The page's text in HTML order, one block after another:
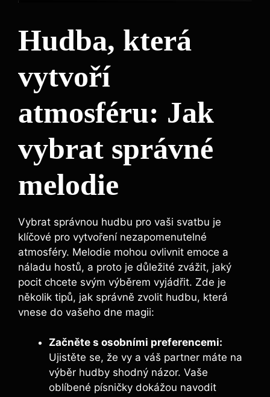
Hudba, která
vytvoří
atmosféru: Jak
vybrat​ správné
melodie
Vybrat správnou⁤ hudbu pro vaši svatbu ⁣je⁣
klíčové pro vytvoření ​nezapomenutelné
atmosféry. Melodie mohou ovlivnit⁢ emoce a
náladu hostů, a⁤ proto ⁣je ⁢důležité zvážit, jaký
pocit​ chcete svým‌ výběrem vyjádřit. ​Zde je
několik tipů, jak‍ správně⁣ zvolit ⁢hudbu, ‍která
vnese‍ do ‍vašeho dne magii:
Začněte s ​osobními preferencemi:
Ujistěte ‌se, že ‌vy ‍a váš partner máte ​na
výběr hudby ⁣shodný názor. Vaše
oblíbené písničky dokážou⁢ navodit